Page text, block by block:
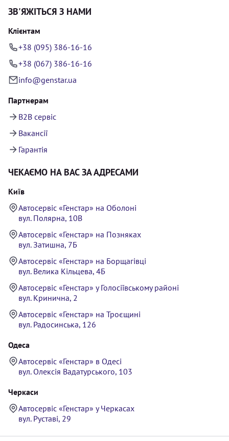
ЗВ'ЯЖІТЬСЯ З НАМИ
Клієнтам
+38 (095) 386-16-16
+38 (067) 386-16-16
info@genstar.ua
Партнерам
B2B сервіс
Вакансії
Гарантія
ЧЕКАЄМО НА ВАС ЗА АДРЕСАМИ
Київ
Автосервіс «Генстар» на Оболоні
вул. Полярна, 10В
Автосервіс «Генстар» на Позняках
вул. Затишна, 7Б
Автосервіс «Генстар» на Борщагівці
вул. Велика Кільцева, 4Б
Автосервіс «Генстар» у Голосіївському районі
вул. Кринична, 2
Автосервіс «Генстар» на Троєщині
вул. Радосинська, 126
Одеса
Автосервіс «Генстар» в Одесі
вул. Олексія Вадатурського, 103
Черкаси
Автосервіс «Генстар» у Черкасах
вул. Руставі, 29